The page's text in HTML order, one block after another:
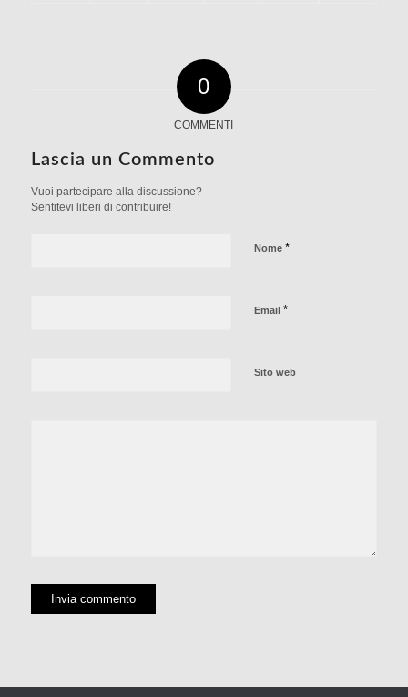
0
COMMENTI
Lascia un Commento
Vuoi partecipare alla discussione?
Sentitevi liberi di contribuire!
Nome *
Email *
Sito web